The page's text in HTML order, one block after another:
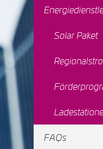
Solar Paket
FAQs